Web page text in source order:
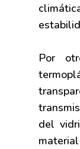
Por
del